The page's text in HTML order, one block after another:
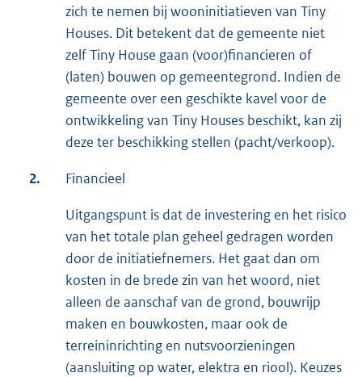
zich te nemen bij wooninitiatieven van Tiny
Houses. Dit betekent dat de gemeente niet
zelf Tiny House gaan (voor)financieren of
(laten) bouwen op gemeentegrond. Indien de
gemeente over een geschikte kavel voor de
ontwikkeling van Tiny Houses beschikt, kan zij
deze ter beschikking stellen (pacht/verkoop).
2. Financieel
Uitgangspunt is dat de investering en het risico
van het totale plan geheel gedragen worden
door de initiatiefnemers. Het gaat dan om
kosten in de brede zin van het woord, niet
alleen de aanschaf van de grond, bouwrijp
maken en bouwkosten, maar ook de
terreininrichting en nutsvoorzieningen
(aansluiting op water, elektra en riool). Keuzes